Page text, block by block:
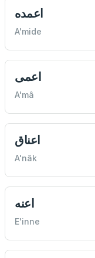
اعمده
A'mide
اعمی
A'mâ
اعناق
A'nâk
اعنه
E'inne